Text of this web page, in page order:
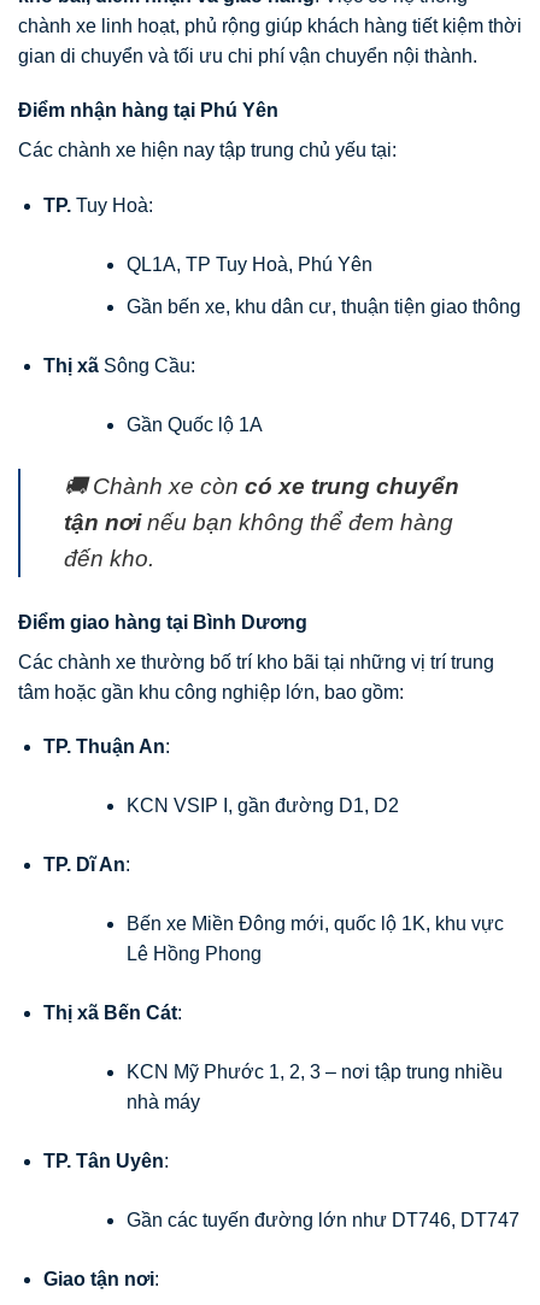
chành xe linh hoạt, phủ rộng giúp khách hàng tiết kiệm thời
gian di chuyển và tối ưu chi phí vận chuyển nội thành.
Điểm nhận hàng tại Phú Yên
Các chành xe hiện nay tập trung chủ yếu tại:
TP. Tuy Hoà:
QL1A, TP Tuy Hoà, Phú Yên
Gần bến xe, khu dân cư, thuận tiện giao thông
Thị xãSông Cầu:
Gần Quốc lộ 1A
🚚 Chành xe còn có xe trung chuyển
tận nơinếu bạn không thể đem hàng
đến kho.
Điểm giao hàng tại Bình Dương
Các chành xe thường bố trí kho bãi tại những vị trí trung
tâm hoặc gần khu công nghiệp lớn, bao gồm:
TP. Thuận An:
KCN VSIP I, gần đường D1, D2
TP. Dĩ An:
Bến xe Miền Đông mới, quốc lộ 1K, khu vực
Lê Hồng Phong
Thị xã Bến Cát:
KCN Mỹ Phước 1, 2, 3 – nơi tập trung nhiều
nhà máy
TP. Tân Uyên:
Gần các tuyến đường lớn như DT746, DT747
Giao tận nơi: